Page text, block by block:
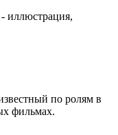
по ролям в
фильмах.